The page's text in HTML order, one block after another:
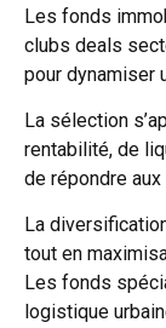
Les fonds
clubs deals
pour dynamiser
La sélection
rentabilité, de
de répondre
La
tout en
Les fonds
logistique